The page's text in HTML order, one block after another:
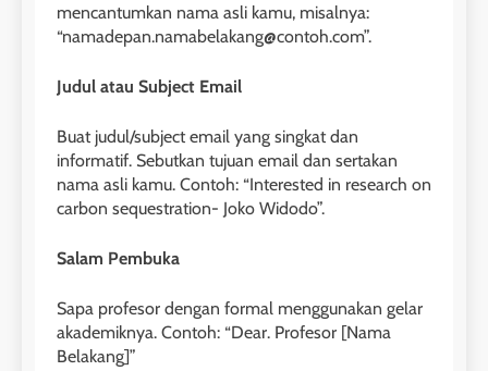
mencantumkan nama asli kamu, misalnya:
“namadepan.namabelakang@contoh.com”.
Judul atau Subject Email
Buat judul/subject email yang singkat dan
informatif. Sebutkan tujuan email dan sertakan
nama asli kamu. Contoh: “Interested in research on
carbon sequestration- Joko Widodo”.
Salam Pembuka
Sapa profesor dengan formal menggunakan gelar
akademiknya. Contoh: “Dear. Profesor [Nama
Belakang]”